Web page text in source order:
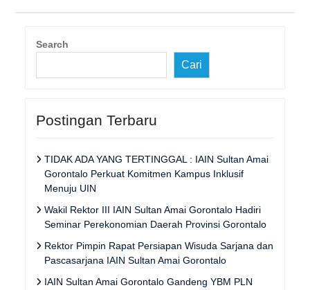
Search
Cari
Postingan Terbaru
TIDAK ADA YANG TERTINGGAL : IAIN Sultan Amai
Gorontalo Perkuat Komitmen Kampus Inklusif
Menuju UIN
Wakil Rektor III IAIN Sultan Amai Gorontalo Hadiri
Seminar Perekonomian Daerah Provinsi Gorontalo
Rektor Pimpin Rapat Persiapan Wisuda Sarjana dan
Pascasarjana IAIN Sultan Amai Gorontalo
IAIN Sultan Amai Gorontalo Gandeng YBM PLN